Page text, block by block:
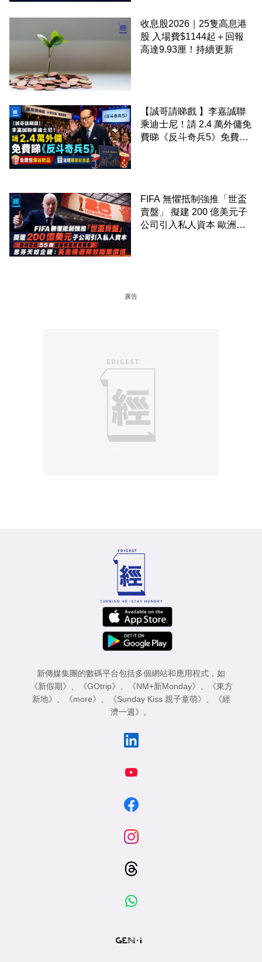
收息股2026｜25隻高息港
股 入場費$1144起＋回報
高達9.93厘！持續更新
【誠哥請睇戲 】李嘉誠聯
乘迪士尼！請 2.4 萬外傭免
費睇《反斗奇兵5》免費包
FIFA 無懼抵制強推「世盃
賣盤」 擬建 200 億美元子
公司引入私人資本 歐洲足
廣告
新傳媒集團的數碼平台包括多個網站和應用程式，如
《新假期》
《GOtrip》 《NM+新Monday》
《東方
新地》
《more》 《Sunday Kiss 親子童萌》
《經
濟一週》
。